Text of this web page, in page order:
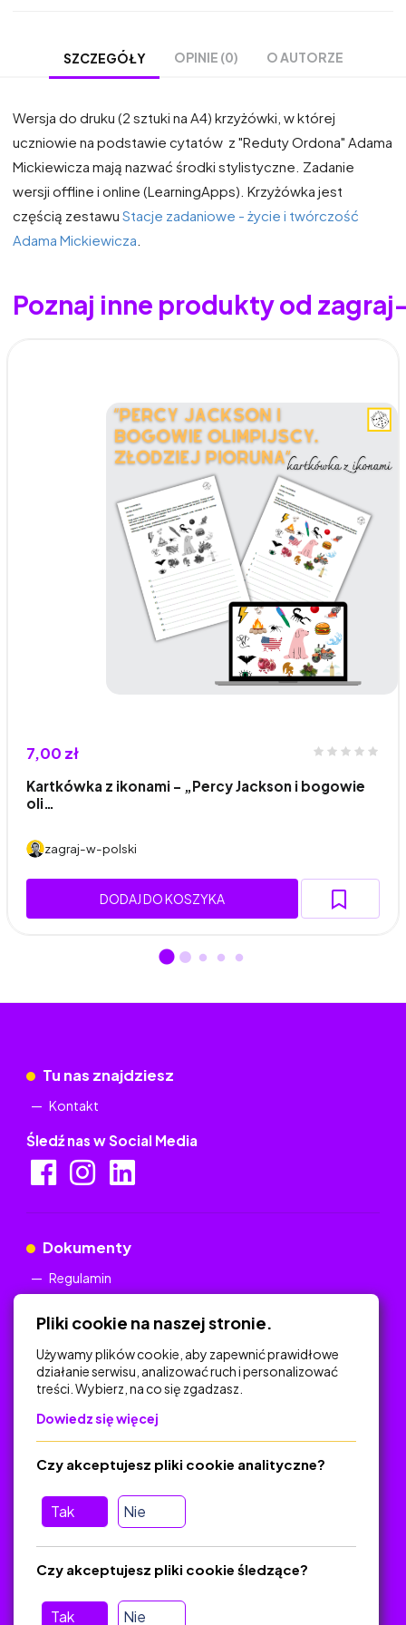
SZCZEGÓŁY OPINIE (0) O AUTORZE
Wersja do druku (2 sztuki na A4) krzyżówki, w której
uczniowie na podstawie cytatów z "Reduty Ordona" Adama
Mickiewicza mają nazwać środki stylistyczne. Zadanie
wersji offline i online (LearningApps). Krzyżówka jest
częścią zestawu Stacje zadaniowe - życie i twórczość
Adama Mickiewicza
Poznaj inne produkty od
7,00 zł
Kartkówka z ikonami - „Percy Jackson i bogowie
oli…
zagraj-w-polski
DODAJ DO KOSZYKA
Tu nas znajdziesz
Kontakt
Śledź nas w Social Media
Dokumenty
Regulamin
Na skróty
Polityka Prywatności
Regulamin
O platformie
Baza materiałów dydaktycznych
Jak zostać autorem
FAQ
Pliki cookie na naszej stronie.
Używamy plików cookie, aby zapewnić prawidłowe
działanie serwisu, analizować ruch i personalizować
treści. Wybierz, na co się zgadzasz.
Dowiedz się więcej
Tak Nie
Czy akceptujesz pliki cookie analityczne?
Tak Nie
Czy akceptujesz pliki cookie śledzące?